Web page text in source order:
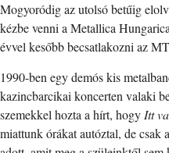
Mogyoródig az utolsó betűig
kézbe venni a Metallica
évvel kesőbb becsatlakozni az
1990-ben egy demós kis
kazincbarcikai koncerten valaki
szemekkel hozta a hírt, hogyItt
miattunk órákat autóztal, de csak